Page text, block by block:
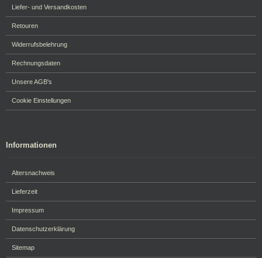
Liefer- und Versandkosten
Retouren
Widerrufsbelehrung
Rechnungsdaten
Unsere AGB's
Cookie Einstellungen
Informationen
Altersnachweis
Lieferzeit
Impressum
Datenschutzerklärung
Sitemap